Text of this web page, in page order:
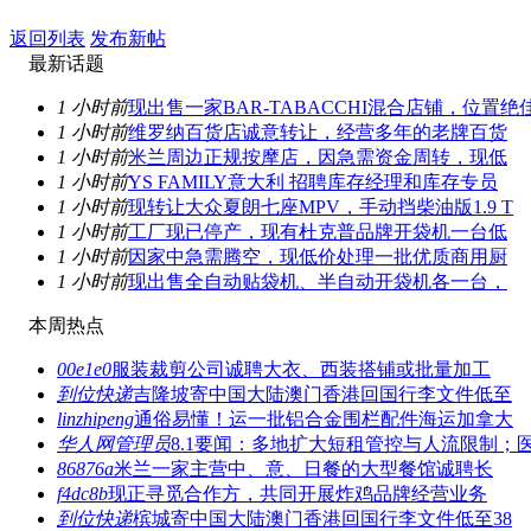
返回列表 发布新帖
最新话题
1 小时前现出售一家BAR-TABACCHI混合店铺，位置绝
1 小时前维罗纳百货店诚意转让，经营多年的老牌百货
1 小时前米兰周边正规按摩店，因急需资金周转，现低
1 小时前YS FAMILY意大利 招聘库存经理和库存专员
1 小时前现转让大众夏朗七座MPV，手动挡柴油版1.9 T
1 小时前工厂现已停产，现有杜克普品牌开袋机一台低
1 小时前因家中急需腾空，现低价处理一批优质商用厨
1 小时前现出售全自动贴袋机、半自动开袋机各一台，
本周热点
00e1e0服装裁剪公司诚聘大衣、西装搭铺或批量加工
到位快递吉隆坡寄中国大陆澳门香港回国行李文件低至
linzhipeng通俗易懂！运一批铝合金围栏配件海运加拿大
华人网管理员8.1要闻：多地扩大短租管控与人流限制；
86876a米兰一家主营中、意、日餐的大型餐馆诚聘长
f4dc8b现正寻觅合作方，共同开展炸鸡品牌经营业务
到位快递槟城寄中国大陆澳门香港回国行李文件低至38